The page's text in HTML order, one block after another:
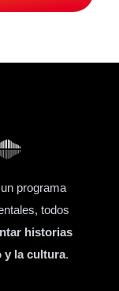
programa
todos
historias
y la cultura.